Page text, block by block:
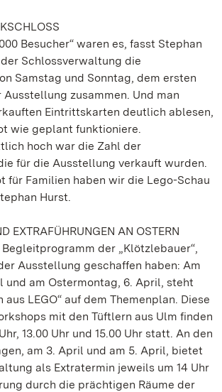
Besucher“ waren es, fasst Stephan
Schlossverwaltung die
Samstag und Sonntag, dem ersten
Ausstellung zusammen. Und man
Eintrittskarten deutlich ablesen,
wie geplant funktioniere.
hoch war die Zahl der
für die Ausstellung verkauft wurden.
für Familien haben wir die Lego-Schau
Hurst.
EXTRAFÜHRUNGEN AN OSTERN
der „Klötzlebauer“,
Ausstellung geschaffen haben: Am
und am Ostermontag, 6. April, steht
LEGO“ auf dem Themenplan. Diese
mit den Tüftlern aus Ulm finden
13.00 Uhr und 15.00 Uhr statt. An den
am 3. April und am 5. April, bietet
als Extratermin jeweils um 14 Uhr
durch die prächtigen Räume der